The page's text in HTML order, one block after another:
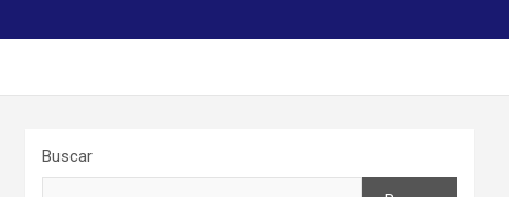
Buscar